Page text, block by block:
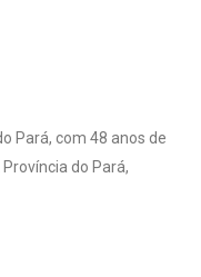
Pará, com 48 anos de
do Pará,